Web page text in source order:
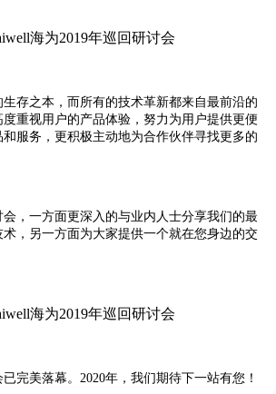
之本，而所有的技术革新都来自最前沿的
重视用户的产品体验，努力为用户提供更便
服务，更积极主动地为合作伙伴寻找更多的
一方面更深入的与业内人士分享我们的最
，另一方面为大家提供一个就在您身边的交
美落幕。2020年，我们期待下一站有您！